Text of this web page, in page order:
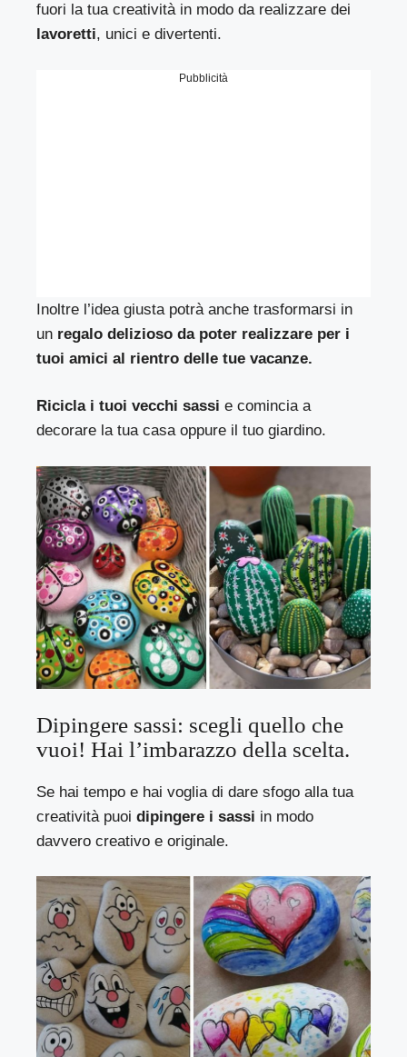
fuori la tua creatività in modo da realizzare dei
lavoretti, unici e divertenti.
Pubblicità
Inoltre l’idea giusta potrà anche trasformarsi in
un regalo delizioso da poter realizzare per i
tuoi amici al rientro delle tue vacanze.
Ricicla i tuoi vecchi sassi e comincia a
decorare la tua casa oppure il tuo giardino.
Dipingere sassi: scegli quello che
vuoi! Hai l’imbarazzo della scelta.
Se hai tempo e hai voglia di dare sfogo alla tua
creatività puoidipingere i sassi in modo
davvero creativo e originale.